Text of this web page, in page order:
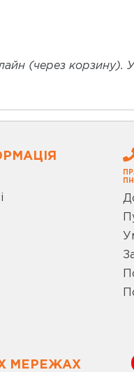
(через корзину).
МЕРЕЖАХ